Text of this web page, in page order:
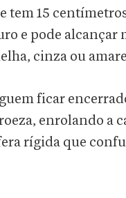
tem 15
e pode alcançar
cinza ou
ficar
enrolando a
rígida que